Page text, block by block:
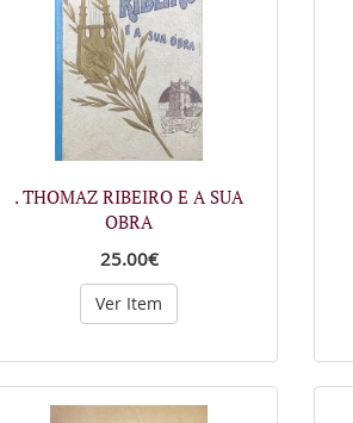
. THOMAZ RIBEIRO E A SUA
OBRA
25.00€
Ver Item